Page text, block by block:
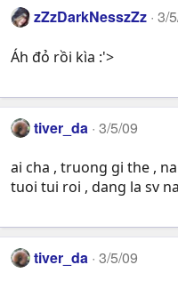
zZzDarkNesszZz 3/
Áh đỏ rồi kìa :'>
tiver_da 3/5/09
ai cha , truong gi the ,
tuoi tui roi , dang la sv
tiver_da 3/5/09